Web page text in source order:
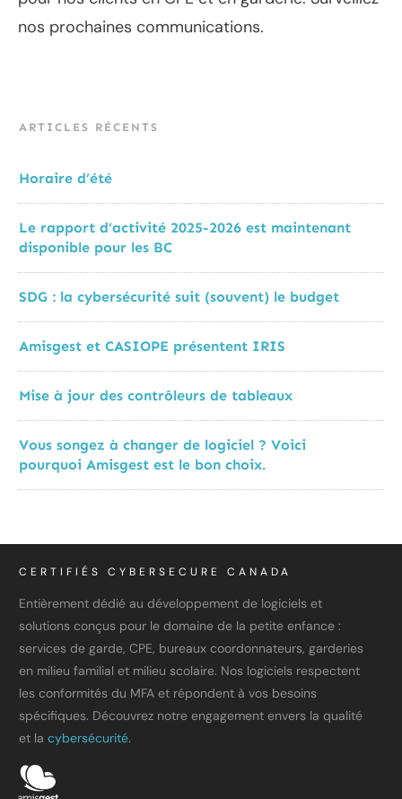
nos prochaines communications.
ARTICLES RÉCENTS
Horaire d’été
Le rapport d’activité 2025-2026 est maintenant
disponible pour les BC
SDG : la cybersécurité suit (souvent) le budget
Amisgest et CASIOPE présentent IRIS
Mise à jour des contrôleurs de tableaux
Vous songez à changer de logiciel ? Voici
pourquoi Amisgest est le bon choix.
CERTIFIÉS CYBERSECURE CANADA
Entièrement dédié au développement de logiciels et
solutions conçus pour le domaine de la petite enfance :
services de garde, CPE, bureaux coordonnateurs, garderies
en milieu familial et milieu scolaire. Nos logiciels respectent
les conformités du MFA et répondent à vos besoins
spécifiques. Découvrez notre engagement envers la qualité
et la cybersécurité.